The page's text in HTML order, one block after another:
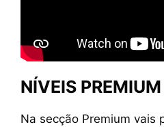
NÍVEIS PREMIUM
Na secção Premium vais